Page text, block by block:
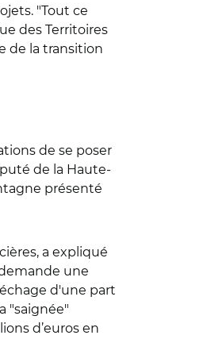
"Tout ce
des Territoires
de la transition
de se poser
de la Haute-
présenté
a expliqué
une
d'une part
"saignée"
d’euros en